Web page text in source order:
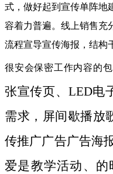
式，做好起到宣传单阵地
容着力普遍。线上销售充
流程宣导宣传海报，结构
很安会保密工作内容的
张宣传页、LED电
需求，屏间歇播放
传推广广告广告海
爱是教学活动、的